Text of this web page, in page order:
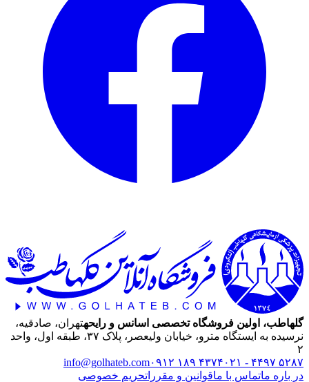
گلهاطب، اولین فروشگاه تخصصی اسانس و رایحهتهران، صادقیه،
نرسیده به ایستگاه مترو، خیابان ولیعصر، پلاک ۳۷، طبقه اول، واحد
۲
۰۲۱ - ۴۴۹۷ ۵۲۸۷ ۰۹۱۲ ۱۸۹ ۴۳۷۴info@golhateb.com
در باره ماتماس با ماقوانین و مقرراتحریم خصوصی